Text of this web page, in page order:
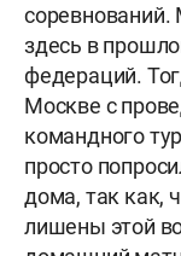
здесь в
федераций.
Москве с
командного
просто
дома, так как,
лишены этой